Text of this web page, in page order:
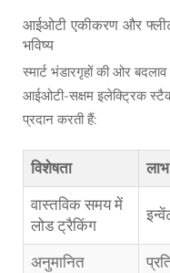
आईओटी एकीकरण और
भविष्य
स्मार्ट भंडारगृहों की ओर
आईओटी-सक्षम इलेक्ट्रिक
प्रदान करती हैं:
विशेषता
लाभ
वास्तविक समय में
लोड ट्रैकिंग
अनुमानित